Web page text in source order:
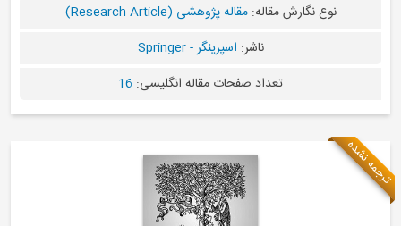
نوع نگارش مقاله:مقاله پژوهشی (Research Article)
ناشر: اسپرینگر - Springer
تعداد صفحات مقاله انگلیسی: 16
ترجمه نشده